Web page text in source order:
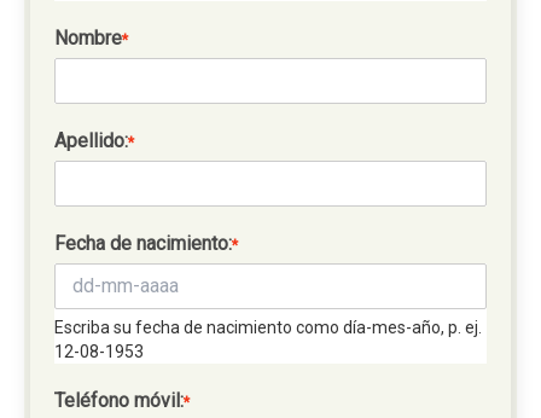
Nombre*
Apellido:*
Fecha de nacimiento:*
Escriba su fecha de nacimiento como día-mes-año, p. ej.
12-08-1953
Teléfono móvil:*